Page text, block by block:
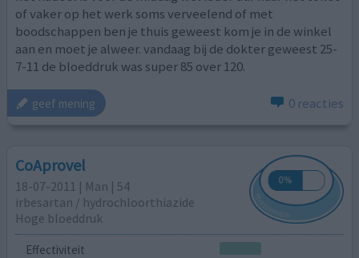
of vaker op het werk soms verveelend of met
boodschappen ben je thuis geweest kom je in de winkel
aan en moet je alweer. vandaag bij de dokter geweest 25-
7-11 de bloeddruk was super 85 over 120.
geef mening 0 reacties
CoAprovel
18-07-2011 | Man | 54
irbesartan / hydrochloorthiazide
Hoge bloeddruk
Effectiviteit